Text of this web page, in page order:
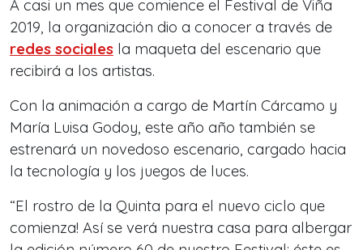
A casi un mes que comience el Festival de Viña
2019, la organización dio a conocer a través de
redes sociales la maqueta del escenario que
recibirá a los artistas.
Con la animación a cargo de Martín Cárcamo y
María Luisa Godoy, este año año también se
estrenará un novedoso escenario, cargado hacia
la tecnología y los juegos de luces.
“El rostro de la Quinta para el nuevo ciclo que
comienza! Así se verá nuestra casa para albergar